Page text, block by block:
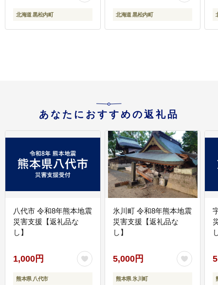
北海道 黒松内町 北海道 黒松内町
あなたにおすすめの返礼品
八代市 令和8年熊本地震
災害支援【返礼品な
し】
1,000円
熊本県 八代市
氷川町 令和8年熊本地震
災害支援【返礼品な
し】
5,000円
熊本県 氷川町